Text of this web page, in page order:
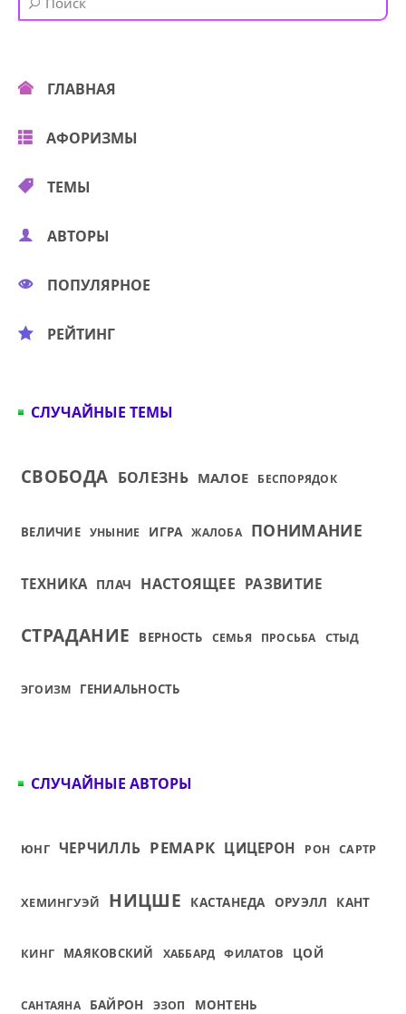
ГЛАВНАЯ
АФОРИЗМЫ
ТЕМЫ
АВТОРЫ
ПОПУЛЯРНОЕ
РЕЙТИНГ
СЛУЧАЙНЫЕ ТЕМЫ
СВОБОДА БОЛЕЗНЬ МАЛОЕ БЕСПОРЯДОК
ВЕЛИЧИЕ УНЫНИЕ ИГРА ЖАЛОБА ПОНИМАНИЕ
ТЕХНИКА ПЛАЧ НАСТОЯЩЕЕ РАЗВИТИЕ
СТРАДАНИЕ ВЕРНОСТЬ СЕМЬЯ ПРОСЬБА СТЫД
ЭГОИЗМ ГЕНИАЛЬНОСТЬ
СЛУЧАЙНЫЕ АВТОРЫ
ЮНГ ЧЕРЧИЛЛЬ РЕМАРК ЦИЦЕРОН РОН САРТР
ХЕМИНГУЭЙ НИЦШЕ КАСТАНЕДА ОРУЭЛЛ КАНТ
КИНГ МАЯКОВСКИЙ ХАББАРД ФИЛАТОВ ЦОЙ
САНТАЯНА БАЙРОН ЭЗОП МОНТЕНЬ